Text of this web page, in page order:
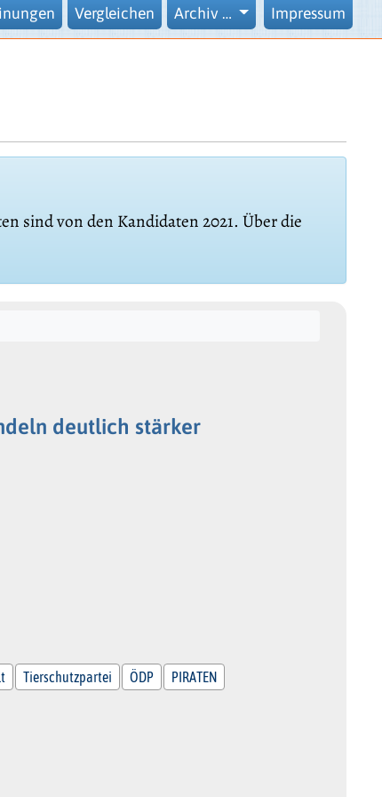
Vergleichen Archiv … Impressum
sind von den Kandidaten 2021. Über die
deutlich stärker
Tierschutzpartei ÖDP PIRATEN